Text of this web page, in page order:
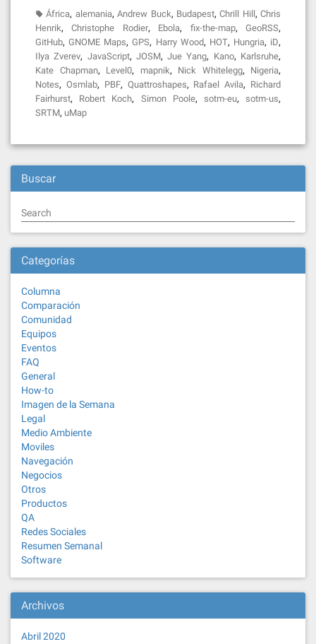
África, alemania,Andrew Buck, Budapest,Chrill Hill, Chris
Henrik,Christophe Rodier, Ebola, fix-the-map,GeoRSS,
GitHub,GNOME Maps,GPS, Harry Wood, HOT, Hungria, iD,
Ilya Zverev, JavaScript, JOSM,Jue Yang, Kano, Karlsruhe,
Kate Chapman, Level0, mapnik, Nick Whitelegg, Nigeria,
Notes, Osmlab, PBF, Quattroshapes, Rafael Avila, Richard
Fairhurst, Robert Koch, Simon Poole, sotm-eu,sotm-us,
SRTM, uMap
Buscar
Search
Categorías
Columna
Comparación
Comunidad
Equipos
Eventos
FAQ
General
How-to
Imagen de la Semana
Legal
Medio Ambiente
Moviles
Navegación
Negocios
Otros
Productos
QA
Redes Sociales
Resumen Semanal
Software
Archivos
Abril 2020